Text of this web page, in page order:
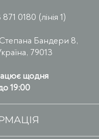
0180 (лінія 1)
Бандери 8,
79013
щодня
19:00